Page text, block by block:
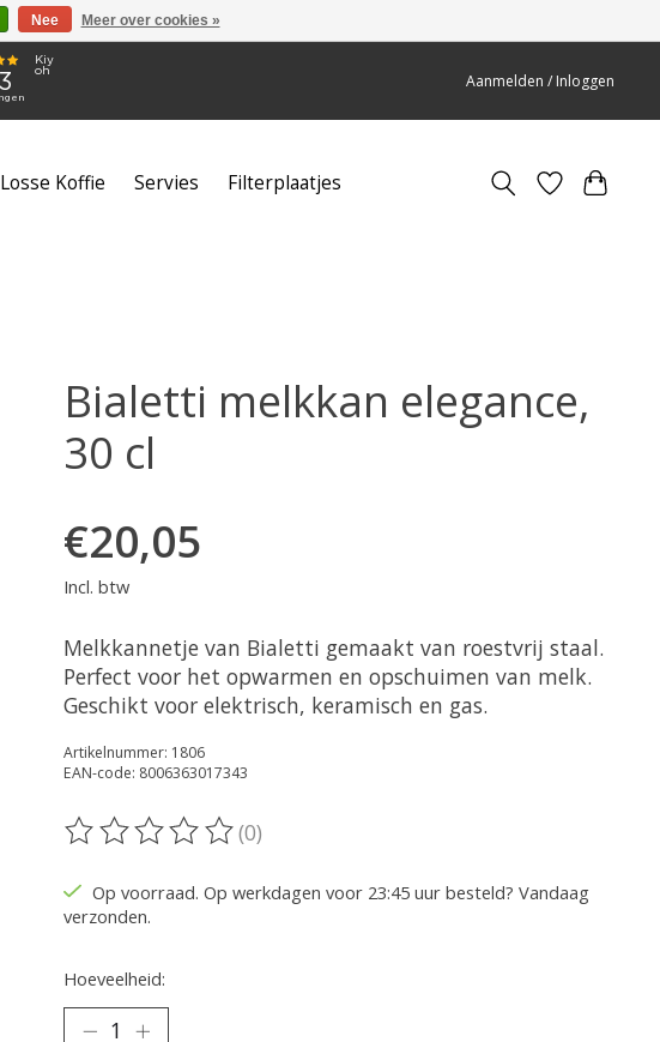
Aanmelden / Inloggen
Losse Koffie Servies Filterplaatjes
Bialetti melkkan elegance,
30 cl
€20,05
Incl. btw
Melkkannetje van Bialetti gemaakt van roestvrij staal.
Perfect voor het opwarmen en opschuimen van melk.
Geschikt voor elektrisch, keramisch en gas.
Artikelnummer: 1806
EAN-code: 8006363017343
De beoordeling van dit product is
(0)
Op voorraad. Op werkdagen voor 23:45 uur besteld? Vandaag
verzonden.
Hoeveelheid:
Nee Meer over cookies »